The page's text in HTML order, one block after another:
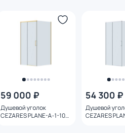
59 000 ₽
Душевой уголок
CEZARES PLANE-A-1-100-
54 300 ₽
Душевой
CEZARES